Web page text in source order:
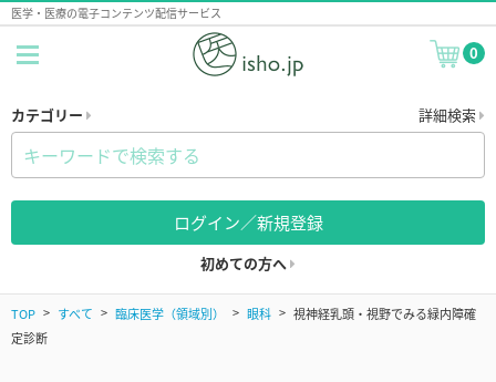
医学・医療の電子コンテンツ配信サービス
0
カテゴリー 詳細検索
ログイン／新規登録
初めての方へ
TOP すべて 臨床医学（領域別） 眼科
視神経乳頭・視野でみる緑内障確
定診断